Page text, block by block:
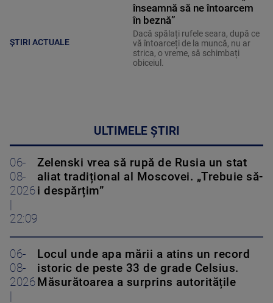
ȘTIRI ACTUALE
înseamnă să ne întoarcem
în beznă”
Dacă spălați rufele seara, după ce
vă întoarceți de la muncă, nu ar
strica, o vreme, să schimbați
obiceiul.
ULTIMELE ȘTIRI
06-
08-
2026
22:09
Zelenski vrea să rupă de Rusia un stat
aliat tradițional al Moscovei. „Trebuie să-
i despărțim”
06-
08-
2026
Locul unde apa mării a atins un record
istoric de peste 33 de grade Celsius.
Măsurătoarea a surprins autoritățile